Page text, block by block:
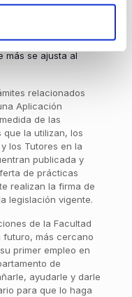
prácticas
Facultad o bien
Es la empresa
más se ajusta al
relacionados
Aplicación
de las
la utilizan, los
los Tutores en la
publicada y
de prácticas
realizan la firma de
legislación vigente.
de la Facultad
futuro, más cercano
primer empleo en
de
ayudarle y darle
para que lo haga